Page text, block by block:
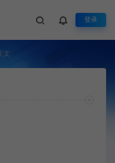
登录
文